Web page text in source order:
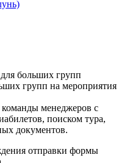
больших групп
групп на мероприятия
менеджеров с
поиском тура,
документов.
отправки формы